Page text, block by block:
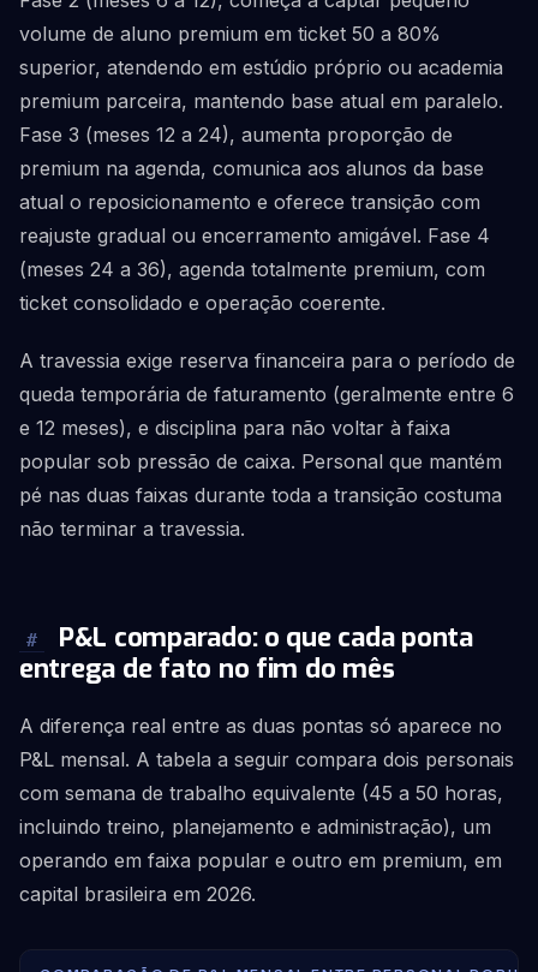
volume de aluno premium em ticket 50 a 80%
superior, atendendo em estúdio próprio ou academia
premium parceira, mantendo base atual em paralelo.
Fase 3 (meses 12 a 24), aumenta proporção de
premium na agenda, comunica aos alunos da base
atual o reposicionamento e oferece transição com
reajuste gradual ou encerramento amigável. Fase 4
(meses 24 a 36), agenda totalmente premium, com
ticket consolidado e operação coerente.
A travessia exige reserva financeira para o período de
queda temporária de faturamento (geralmente entre 6
e 12 meses), e disciplina para não voltar à faixa
popular sob pressão de caixa. Personal que mantém
pé nas duas faixas durante toda a transição costuma
não terminar a travessia.
#
P&L comparado: o que cada ponta
entrega de fato no fim do mês
A diferença real entre as duas pontas só aparece no
P&L mensal. A tabela a seguir compara dois personais
com semana de trabalho equivalente (45 a 50 horas,
incluindo treino, planejamento e administração), um
operando em faixa popular e outro em premium, em
capital brasileira em 2026.